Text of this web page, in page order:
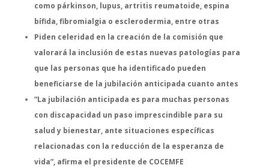
como párkinson, lupus, artritis reumatoide, espina
bífida, fibromialgia o esclerodermia, entre otras
Piden celeridad en la creación de la comisión que
valorará la inclusión de estas nuevas patologías para
que las personas que ha identificado pueden
beneficiarse de la jubilación anticipada cuanto antes
“La jubilación anticipada es para muchas personas
con discapacidad un paso imprescindible para su
salud y bienestar, ante situaciones específicas
relacionadas con la reducción de la esperanza de
vida”, afirma el presidente de COCEMFE